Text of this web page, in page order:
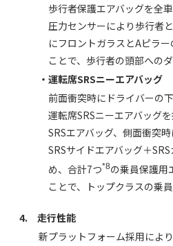
歩行者保護エアバッグを全
圧力センサーにより歩行者
にフロントガラスとAピラ
ことで、歩行者の頭部への
・運転席SRSニーエアバッグ
前面衝突時にドライバーの
運転席SRSニーエアバッグ
SRSエアバッグ、側面衝突
SRSサイドエアバッグ＋
め、合計7つ*8の乗員保護用
ことで、トップクラスの乗
4. 走行性能
新プラットフォーム採用によ